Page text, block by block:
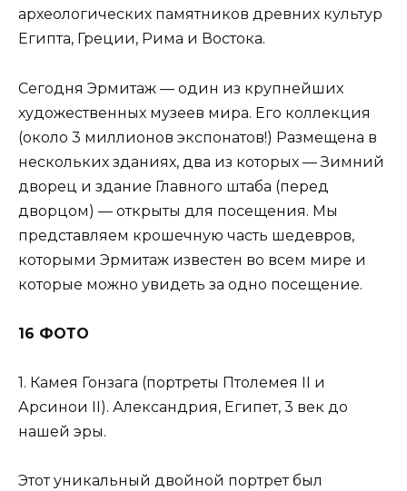
археологических памятников древних культур
Египта, Греции, Рима и Востока.
Сегодня Эрмитаж — один из крупнейших
художественных музеев мира. Его коллекция
(около 3 миллионов экспонатов!) Размещена в
нескольких зданиях, два из которых — Зимний
дворец и здание Главного штаба (перед
дворцом) — открыты для посещения. Мы
представляем крошечную часть шедевров,
которыми Эрмитаж известен во всем мире и
которые можно увидеть за одно посещение.
16 ФОТО
1. Камея Гонзага (портреты Птолемея II и
Арсинои II). Александрия, Египет, 3 век до
нашей эры.
Этот уникальный двойной портрет был